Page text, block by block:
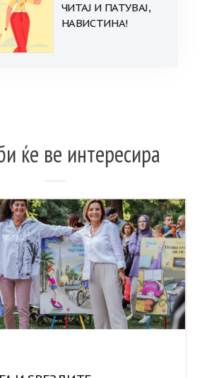
ЧИТАЈ И ПАТУВАЈ,
НАВИСТИНА!
ќе ве интересира